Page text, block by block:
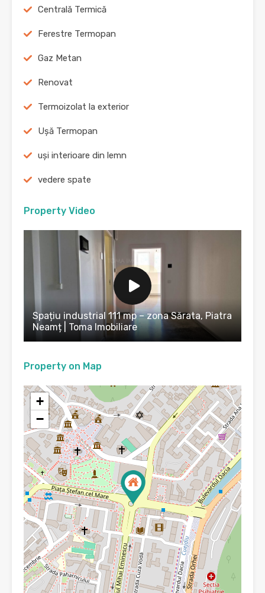
Centrală Termică
Ferestre Termopan
Gaz Metan
Renovat
Termoizolat la exterior
Ușă Termopan
uși interioare din lemn
vedere spate
Property Video
Spațiu industrial 111 mp – zona Sărata, Piatra
Neamț | Toma Imobiliare
Property on Map
+
−